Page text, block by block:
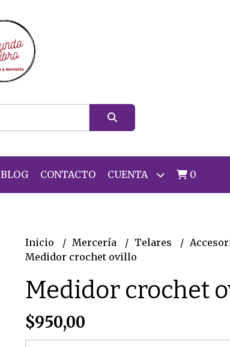
BLOG CONTACTO CUENTA 0
Inicio Mercería Telares
Medidor crochet ovillo
Medidor crochet
$950,00